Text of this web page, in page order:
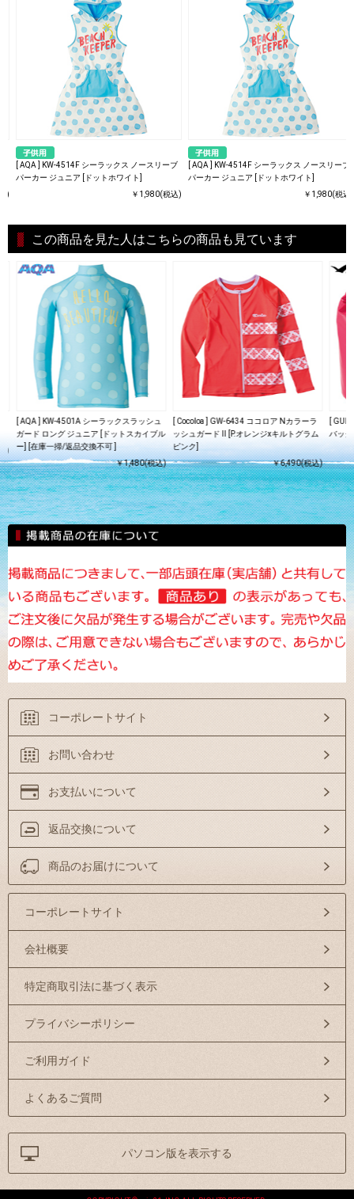
)
[ AQA ] KW-4514F シーラックス ノースリーブ
パーカー ジュニア [ドットホワイト]
￥1,980(税込)
[ AQA ] KW-4514F シーラックス ノースリーブ
パーカー ジュニア [ドットホワイト]
￥1,980(税込)
この商品を見た人はこちらの商品も見ています
)
[ AQA ] KW-4501A シーラックスラッシュ
ガード ロング ジュニア [ドットスカイブル
ー] [在庫一掃/返品交換不可 ]
￥1,480(税込)
[ Cocoloa ] GW-6434 ココロア Nカラーラ
ッシュガード II [P.オレンジxキルトグラム
ピンク]
￥6,490(税込)
[
バッグ
コーポレートサイト
お問い合わせ
お支払いについて
返品交換について
商品のお届けについて
コーポレートサイト
会社概要
特定商取引法に基づく表示
プライバシーポリシー
ご利用ガイド
よくあるご質問
パソコン版を表示する